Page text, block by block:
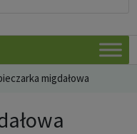
migdałowa